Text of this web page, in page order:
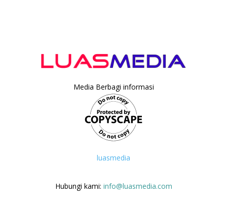
Media Berbagi informasi
luasmedia
Hubungi kami: info@luasmedia.com